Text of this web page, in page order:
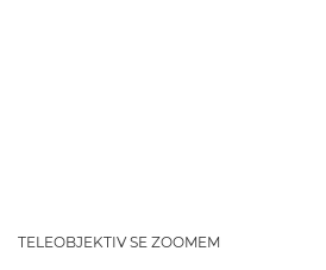
TELEOBJEKTIV SE ZOOMEM